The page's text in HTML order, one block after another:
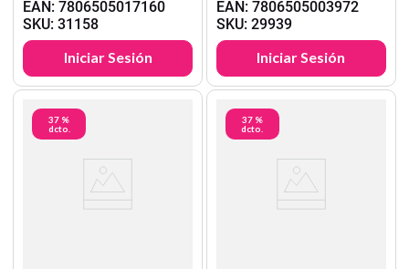
EAN:7806505017160
SKU:31158
Iniciar Sesión
EAN: 7806505003972
SKU: 29939
Iniciar Sesión
37 %
dcto.
37 %
dcto.